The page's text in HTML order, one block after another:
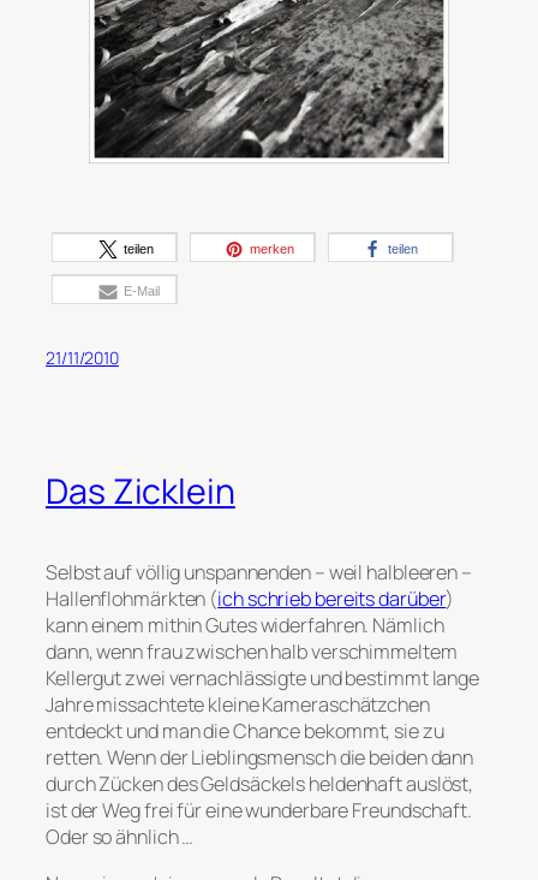
teilen merken teilen
E-Mail
21/11/2010
Das Zicklein
Selbst auf völlig unspannenden – weil halbleeren –
Hallenflohmärkten (ich schrieb bereits darüber)
kann einem mithin Gutes widerfahren. Nämlich
dann, wenn frau zwischen halb verschimmeltem
Kellergut zwei vernachlässigte und bestimmt lange
Jahre missachtete kleine Kameraschätzchen
entdeckt und man die Chance bekommt, sie zu
retten. Wenn der Lieblingsmensch die beiden dann
durch Zücken des Geldsäckels heldenhaft auslöst,
ist der Weg frei für eine wunderbare Freundschaft.
Oder so ähnlich …